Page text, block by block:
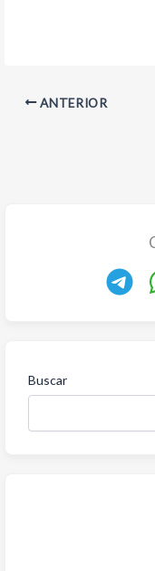
ANTERIOR
Buscar